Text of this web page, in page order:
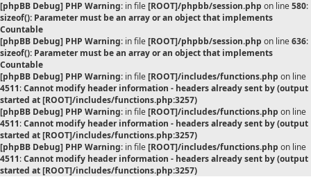
[phpBB Debug] PHP Warning: in file[ROOT]/phpbb/session.php on line580:
sizeof(): Parameter must be an array or an object that implements
Countable
[phpBB Debug] PHP Warning: in file[ROOT]/phpbb/session.php on line636:
sizeof(): Parameter must be an array or an object that implements
Countable
[phpBB Debug] PHP Warning: in file[ROOT]/includes/functions.php on line
4511:Cannot modify header information - headers already sent by (output
started at [ROOT]/includes/functions.php:3257)
[phpBB Debug] PHP Warning: in file[ROOT]/includes/functions.php on line
4511:Cannot modify header information - headers already sent by (output
started at [ROOT]/includes/functions.php:3257)
[phpBB Debug] PHP Warning: in file[ROOT]/includes/functions.php on line
4511:Cannot modify header information - headers already sent by (output
started at [ROOT]/includes/functions.php:3257)